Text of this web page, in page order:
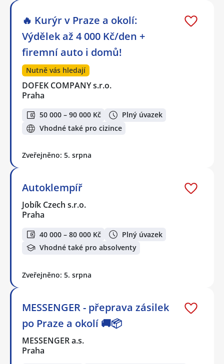
🔥 Kurýr v Praze a okolí:
Výdělek až 4 000 Kč/den +
firemní auto i domů!
Nutně vás hledají
DOFEK COMPANY s.r.o.
Praha
50 000 – 90 000 Kč
Plný úvazek
Vhodné také pro cizince
Zveřejněno: 5. srpna
Autoklempíř
Jobík Czech s.r.o.
Praha
40 000 – 80 000 Kč
Plný úvazek
Vhodné také pro absolventy
Zveřejněno: 5. srpna
MESSENGER - přeprava zásilek
po Praze a okolí 🚚📦
MESSENGER a.s.
Praha